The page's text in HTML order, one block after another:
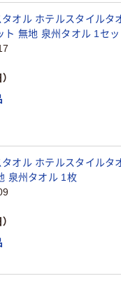
オル ホテルスタイル
ト 無地 泉州タオル 1セ
オル ホテルスタイル
泉州タオル 1枚